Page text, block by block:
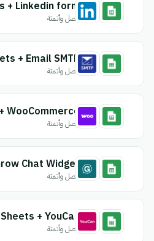
+ Linkedin form
اتصل وأتمتة
+ Email SMTP
اتصل وأتمتة
WooCommerce
اتصل وأتمتة
اتصل وأتمتة
+ YouCan
اتصل وأتمتة